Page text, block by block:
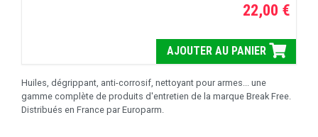
22,00 €
AJOUTER AU PANIER
Huiles, dégrippant, anti-corrosif, nettoyant pour armes... une
gamme complète de produits d'entretien de la marque Break Free.
Distribués en France par Europarm.